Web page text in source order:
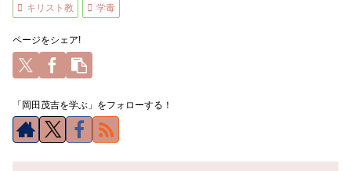
キリスト教 学毒
ページをシェア!
「岡田茂吉を学ぶ」をフォローする！